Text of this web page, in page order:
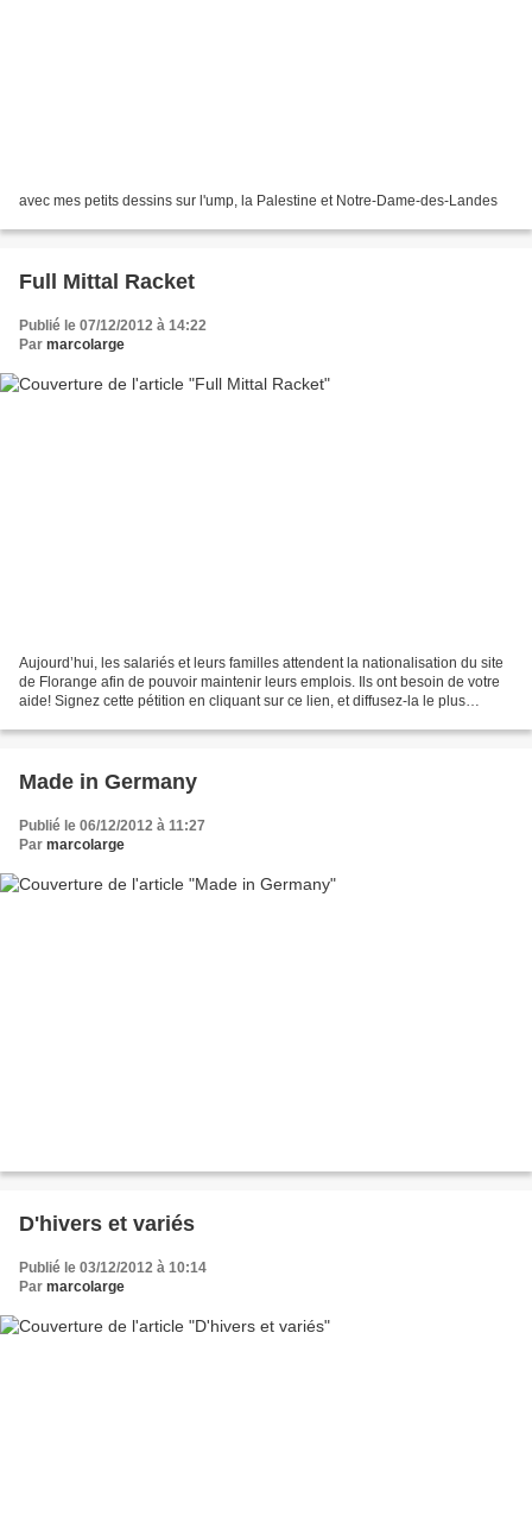
avec mes petits dessins sur l'ump, la Palestine et Notre-Dame-des-Landes
Full Mittal Racket
Publié le 07/12/2012 à 14:22
Par marcolarge
Aujourd’hui, les salariés et leurs familles attendent la nationalisation du site
de Florange afin de pouvoir maintenir leurs emplois. Ils ont besoin de votre
aide! Signez cette pétition en cliquant sur ce lien, et diffusez-la le plus
Made in Germany
Publié le 06/12/2012 à 11:27
Par marcolarge
D'hivers et variés
Publié le 03/12/2012 à 10:14
Par marcolarge